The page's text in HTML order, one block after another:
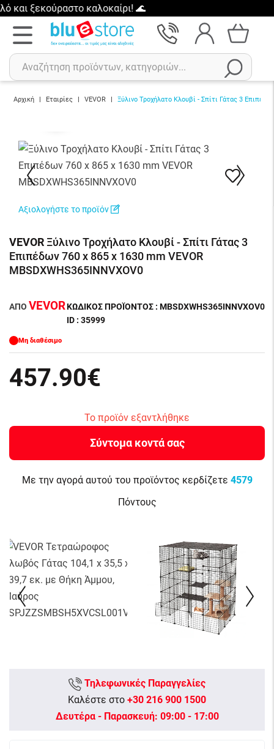
καλοκαίρι! 🌊
Δεν έχετε πρόσφατες αναζητήσεις..
Αρχική | Εταιρίες | VEVOR | Ξύλινο Τροχήλατο Κλουβί - Σπίτι Γάτας 3
457.90€
Αξιολογήστε το προϊόν
VEVOR Ξύλινο Τροχήλατο Κλουβί - Σπίτι Γάτας 3
Επιπέδων 760 x 865 x 1630 mm VEVOR
MBSDXWHS365INNVXOV0
ΑΠΌ VEVORΚΩΔΙΚΌΣ ΠΡΟΪΌΝΤΟΣ : MBSDXWHS365INNVXOV0
ID : 35999
Μη διαθέσιμο
457.90€
Το προϊόν εξαντλήθηκε
Σύντομα κοντά σας
Με την αγορά αυτού του προϊόντος κερδίζετε 4579
Πόντους
Τηλεφωνικές Παραγγελίες
Καλέστε στο +30 216 900 1500
Δευτέρα - Παρασκευή: 09:00 - 17:00